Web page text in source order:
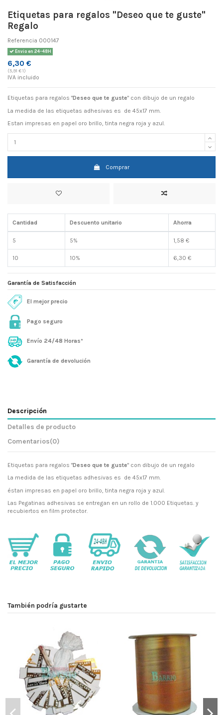
Etiquetas para regalos "Deseo que te guste"
Regalo
Referencia 000147
Envio en 24-48H
6,30 €
(5,91 € 1)
IVA incluido
Etiquetas para regalos "Deseo que te guste" con dibujo de un regalo
La medida de las etiquetas adhesivas es de 45x17 mm.
Estan impresas en papel oro brillo, tinta negra roja y azul.
Comprar
Cantidad Descuento unitario Ahorra
5 5% 1,58 €
10 10% 6,30 €
Garantía de Satisfacción
El mejor precio
Pago seguro
Envío 24/48 Horas*
Garantía de devolución
Descripción
Detalles de producto
Comentarios(0)
Etiquetas para regalos "Deseo que te guste" con dibujo de un regalo
La medida de las etiquetas adhesivas es de 45x17 mm.
éstan impresas en papel oro brillo, tinta negra roja y azul.
Las Pegatinas adhesivas se entregan en un rollo de 1.000 Etiquetas. y
recubiertos en film protector.
También podría gustarte